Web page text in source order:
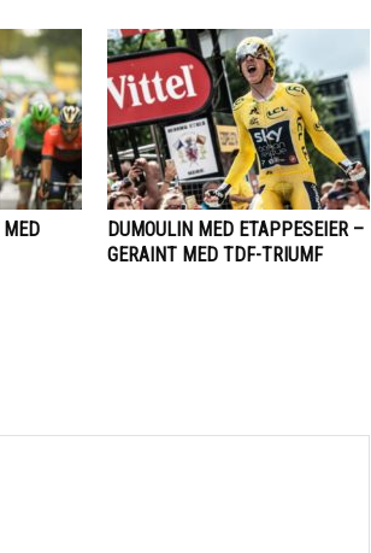
DUMOULIN MED ETAPPESEIER –
GERAINT MED TDF-TRIUMF